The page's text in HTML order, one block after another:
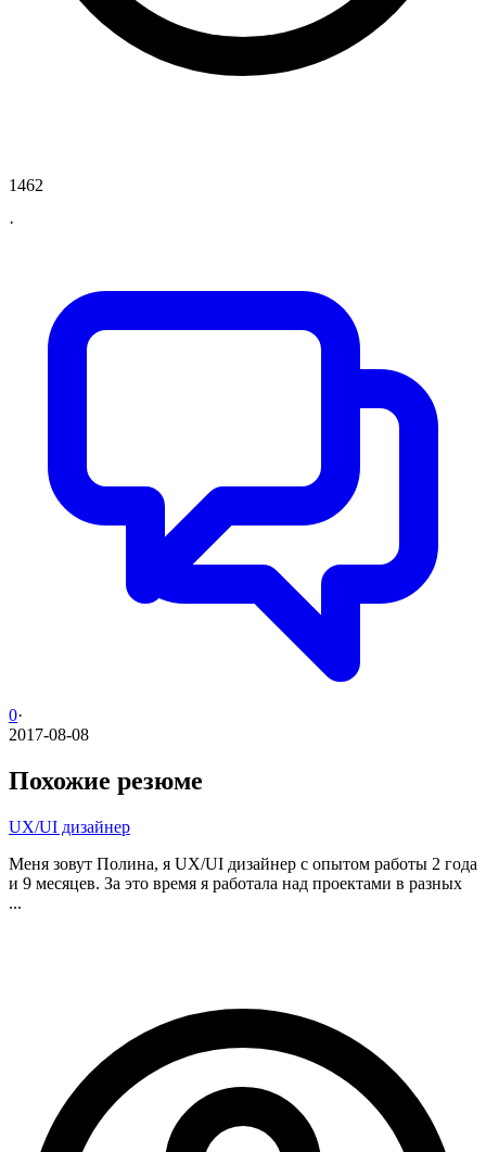
1462
·
0·
2017-08-08
Похожие резюме
UX/UI дизайнер
Меня зовут Полина, я UX/UI дизайнер с опытом работы 2 года
и 9 месяцев. За это время я работала над проектами в разных
...